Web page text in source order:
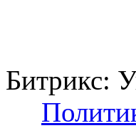
Битрикс: